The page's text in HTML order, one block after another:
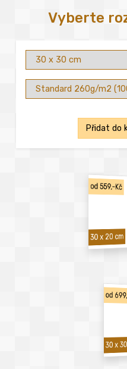
Vyberte
Přidat do
od 559,-Kč
30 x 20 cm
od
30 x